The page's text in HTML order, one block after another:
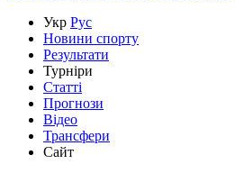
Укр Рус
Новини спорту
Результати
Турніри
Статті
Прогнози
Відео
Трансфери
Сайт